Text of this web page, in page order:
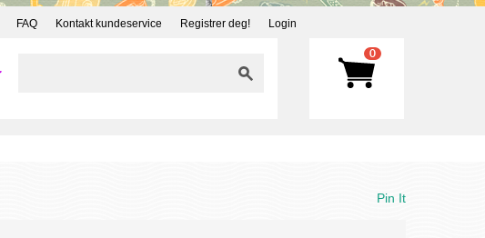
FAQ Kontakt kundeservice Registrer deg! Login
0
Pin It